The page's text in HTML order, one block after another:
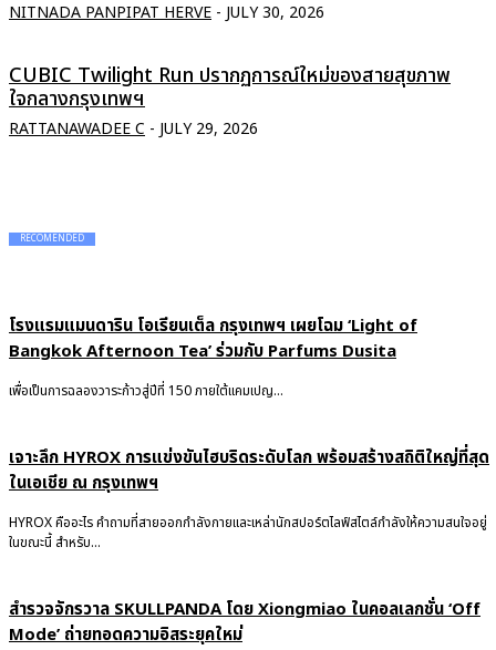
NITNADA PANPIPAT HERVE - JULY 30, 2026
CUBIC Twilight Run ปรากฏการณ์ใหม่ของสายสุขภาพ
ใจกลางกรุงเทพฯ
RATTANAWADEE C - JULY 29, 2026
RECOMENDED
โรงแรมแมนดาริน โอเรียนเต็ล กรุงเทพฯ เผยโฉม ‘Light of
Bangkok Afternoon Tea’ ร่วมกับ Parfums Dusita
เพื่อเป็นการฉลองวาระก้าวสู่ปีที่ 150 ภายใต้แคมเปญ...
เจาะลึก HYROX การแข่งขันไฮบริดระดับโลก พร้อมสร้างสถิติใหญ่ที่สุด
ในเอเชีย ณ กรุงเทพฯ
HYROX คืออะไร คำถามที่สายออกกำลังกายและเหล่านักสปอร์ตไลฟ์สไตล์กำลังให้ความสนใจอยู่
ในขณะนี้ สำหรับ...
สำรวจจักรวาล SKULLPANDA โดย Xiongmiao ในคอลเลกชั่น ‘Off
Mode’ ถ่ายทอดความอิสระยุคใหม่